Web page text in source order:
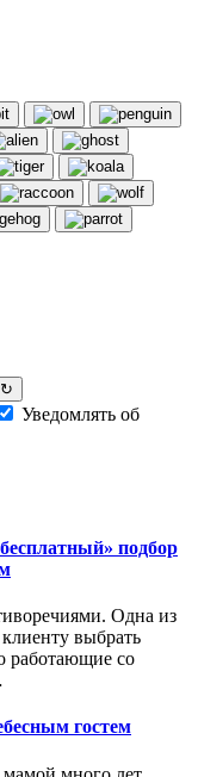
↻
Уведомлять об
подбор
Одна из
выбрать
работающие со
гостем